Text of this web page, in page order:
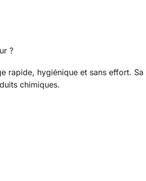
?
rapide, hygiénique et sans effort.
chimiques.